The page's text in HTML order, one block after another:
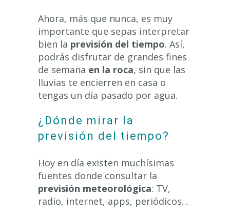
Ahora, más que nunca, es muy
importante que sepas interpretar
bien la previsión del tiempo. Así,
podrás disfrutar de grandes fines
de semana en la roca, sin que las
lluvias te encierren en casa o
tengas un día pasado por agua.
¿Dónde mirar la
previsión del tiempo?
Hoy en día existen muchísimas
fuentes donde consultar la
previsión meteorológica: TV,
radio, internet, apps, periódicos…